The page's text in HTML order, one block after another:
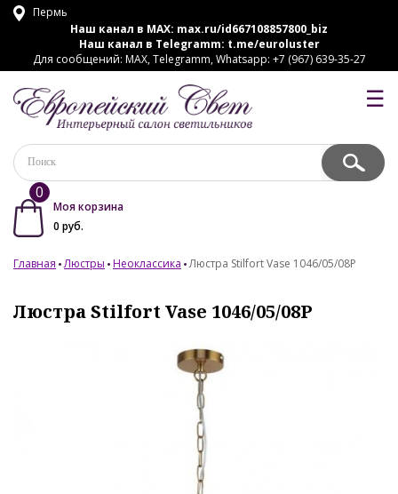
Пермь
Наш канал в MAX: max.ru/id667108857800_biz
Наш канал в Telegramm: t.me/euroluster
Для сообщений: MAX, Telegramm, Whatsapp: +7 (967) 639-35-27
☰
0
Моя корзина
0 руб.
Главная Люстры Неоклассика Люстра Stilfort Vase 1046/05/08P
Люстра Stilfort Vase 1046/05/08P